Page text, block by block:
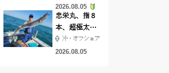
ハゼが簡単に
釣れますよ💛
2026.08.05
忠栄丸、指８
本、超極太ド
ラゴン登場！
沖・オフショア
2026.08.05